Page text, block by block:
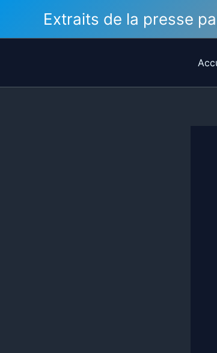
contenu
Extraits de la presse